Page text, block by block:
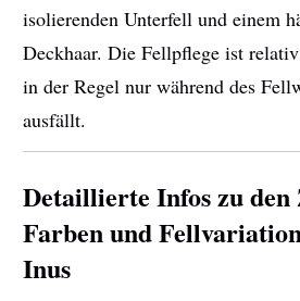
isolierenden Unterfell und einem
Deckhaar. Die Fellpflege ist
in der Regel nur während des
ausfällt.
Detaillierte Infos zu
Farben und
Inus